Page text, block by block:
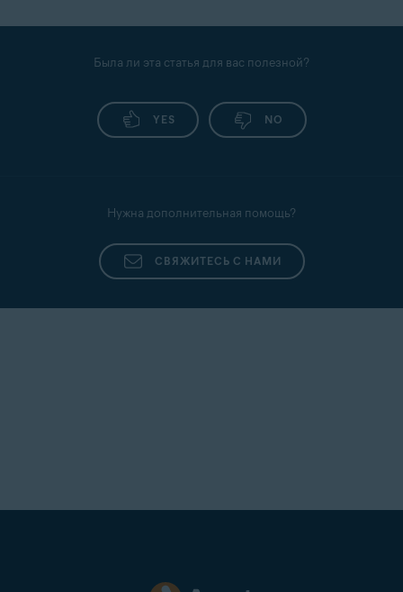
Была ли эта статья для вас полезной?
YES NO
Нужна дополнительная помощь?
СВЯЖИТЕСЬ С НАМИ